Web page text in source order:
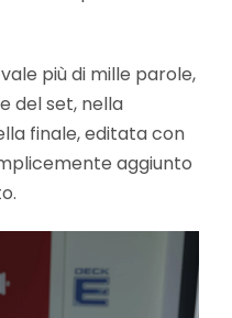
più di mille parole,
del set, nella
finale, editata con
aggiunto